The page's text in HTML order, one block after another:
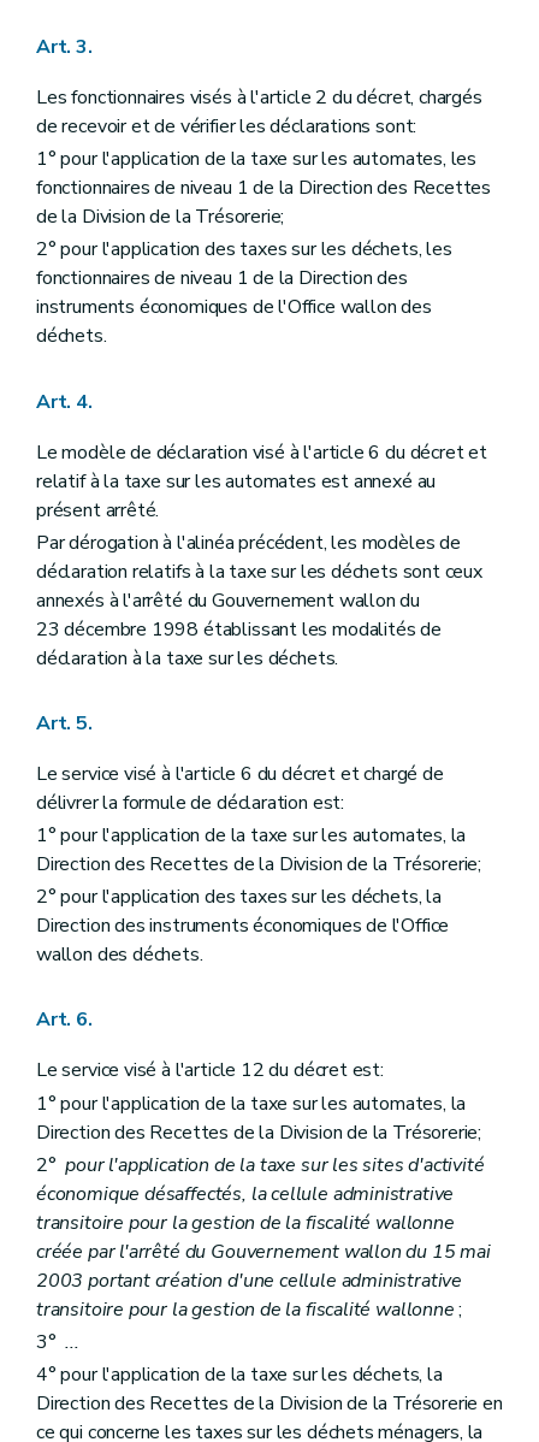
Art. 3.
Les fonctionnaires visés à l'article 2 du décret, chargés
de recevoir et de vérifier les déclarations sont:
1° pour l'application de la taxe sur les automates, les
fonctionnaires de niveau 1 de la Direction des Recettes
de la Division de la Trésorerie;
2° pour l'application des taxes sur les déchets, les
fonctionnaires de niveau 1 de la Direction des
instruments économiques de l'Office wallon des
déchets.
Art. 4.
Le modèle de déclaration visé à l'article 6 du décret et
relatif à la taxe sur les automates est annexé au
présent arrêté.
Par dérogation à l'alinéa précédent, les modèles de
déclaration relatifs à la taxe sur les déchets sont ceux
annexés à l'arrêté du Gouvernement wallon du
23 décembre 1998 établissant les modalités de
déclaration à la taxe sur les déchets.
Art. 5.
Le service visé à l'article 6 du décret et chargé de
délivrer la formule de déclaration est:
1° pour l'application de la taxe sur les automates, la
Direction des Recettes de la Division de la Trésorerie;
2° pour l'application des taxes sur les déchets, la
Direction des instruments économiques de l'Office
wallon des déchets.
Art. 6.
Le service visé à l'article 12 du décret est:
1° pour l'application de la taxe sur les automates, la
Direction des Recettes de la Division de la Trésorerie;
2°pour l'application de la taxe sur les sites d'activité
économique désaffectés, la cellule administrative
transitoire pour la gestion de la fiscalité wallonne
créée par l'arrêté du Gouvernement wallon du 15 mai
2003 portant création d'une cellule administrative
transitoire pour la gestion de la fiscalité wallonne;
3°...
4° pour l'application de la taxe sur les déchets, la
Direction des Recettes de la Division de la Trésorerie en
ce qui concerne les taxes sur les déchets ménagers, la